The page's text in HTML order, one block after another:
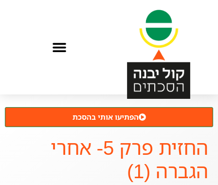
הפתיעו אותי בהסכת
החזית פרק 5- אחרי
הגברה (1)